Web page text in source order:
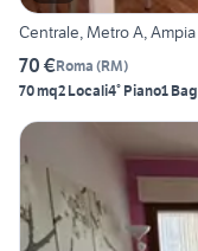
Centrale, Metro A,
70 €Roma (RM)
70 mq2 Locali4° Piano1